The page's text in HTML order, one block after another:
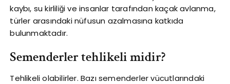
kaybı, su kirliliği ve insanlar tarafından kaçak avlanma,
türler arasındaki nüfusun azalmasına katkıda
bulunmaktadır.
Semenderler tehlikeli midir?
Tehlikeli olabilirler. Bazı semenderler vücutlarındaki